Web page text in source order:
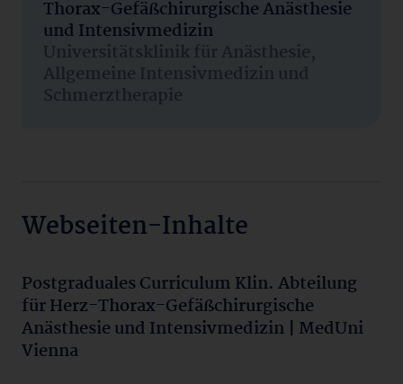
Thorax-Gefäßchirurgische Anästhesie
und Intensivmedizin
Universitätsklinik für Anästhesie,
Allgemeine Intensivmedizin und
Schmerztherapie
Webseiten-Inhalte
Postgraduales Curriculum Klin. Abteilung
für Herz-Thorax-Gefäßchirurgische
Anästhesie und Intensivmedizin | MedUni
Vienna